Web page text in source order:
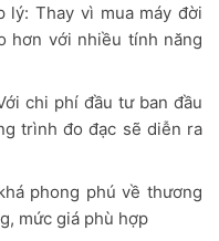
lý: Thay vì mua máy đời
hơn với nhiều tính năng
chi phí đầu tư ban đầu
trình đo đạc sẽ diễn ra
phong phú về thương
mức giá phù hợp